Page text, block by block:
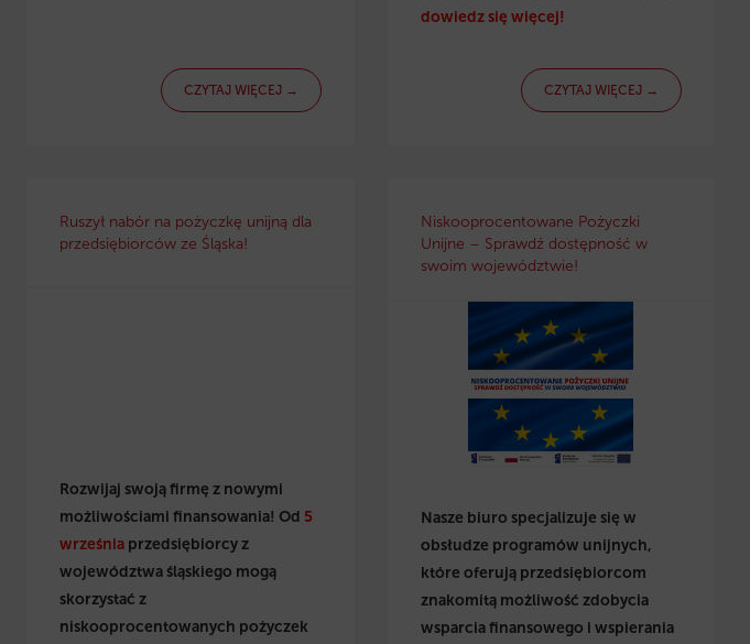
CZYTAJ WIĘCEJ →
dowiedz się więcej!
CZYTAJ WIĘCEJ →
Ruszył nabór na pożyczkę unijną dla
przedsiębiorców ze Śląska!
Rozwijaj swoją firmę z nowymi
możliwościami finansowania! Od 5
września przedsiębiorcy z
województwa śląskiego mogą
skorzystać z
niskooprocentowanych pożyczek
Niskooprocentowane Pożyczki
Unijne – Sprawdź dostępność w
swoim województwie!
Nasze biuro specjalizuje się w
obsłudze programów unijnych,
które oferują przedsiębiorcom
znakomitą możliwość zdobycia
wsparcia finansowego i wspierania